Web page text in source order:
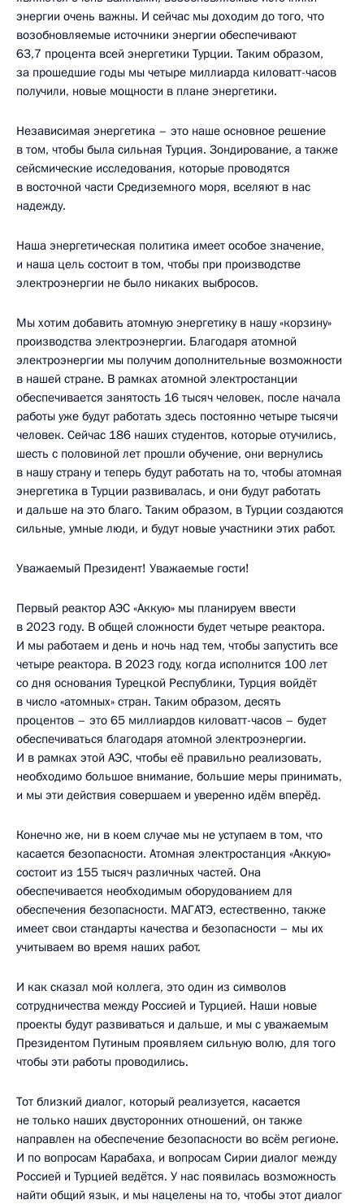
энергии очень важны. И сейчас мы доходим до того, что
возобновляемые источники энергии обеспечивают
63,7 процента всей энергетики Турции. Таким образом,
за прошедшие годы мы четыре миллиарда киловатт-часов
получили, новые мощности в плане энергетики.
Независимая энергетика – это наше основное решение
в том, чтобы была сильная Турция. Зондирование, а также
сейсмические исследования, которые проводятся
в восточной части Средиземного моря, вселяют в нас
надежду.
Наша энергетическая политика имеет особое значение,
и наша цель состоит в том, чтобы при производстве
электроэнергии не было никаких выбросов.
Мы хотим добавить атомную энергетику в нашу «корзину»
производства электроэнергии. Благодаря атомной
электроэнергии мы получим дополнительные возможности
в нашей стране. В рамках атомной электростанции
обеспечивается занятость 16 тысяч человек, после начала
работы уже будут работать здесь постоянно четыре тысячи
человек. Сейчас 186 наших студентов, которые отучились,
шесть с половиной лет прошли обучение, они вернулись
в нашу страну и теперь будут работать на то, чтобы атомная
энергетика в Турции развивалась, и они будут работать
и дальше на это благо. Таким образом, в Турции создаются
сильные, умные люди, и будут новые участники этих работ.
Уважаемый Президент! Уважаемые гости!
Первый реактор АЭС «Аккую» мы планируем ввести
в 2023 году. В общей сложности будет четыре реактора.
И мы работаем и день и ночь над тем, чтобы запустить все
четыре реактора. В 2023 году, когда исполнится 100 лет
со дня основания Турецкой Республики, Турция войдёт
в число «атомных» стран. Таким образом, десять
процентов – это 65 миллиардов киловатт-часов – будет
обеспечиваться благодаря атомной электроэнергии.
И в рамках этой АЭС, чтобы её правильно реализовать,
необходимо большое внимание, большие меры принимать,
и мы эти действия совершаем и уверенно идём вперёд.
Конечно же, ни в коем случае мы не уступаем в том, что
касается безопасности. Атомная электростанция «Аккую»
состоит из 155 тысяч различных частей. Она
обеспечивается необходимым оборудованием для
обеспечения безопасности. МАГАТЭ, естественно, также
имеет свои стандарты качества и безопасности – мы их
учитываем во время наших работ.
И как сказал мой коллега, это один из символов
сотрудничества между Россией и Турцией. Наши новые
проекты будут развиваться и дальше, и мы с уважаемым
Президентом Путиным проявляем сильную волю, для того
чтобы эти работы проводились.
Тот близкий диалог, который реализуется, касается
не только наших двусторонних отношений, он также
направлен на обеспечение безопасности во всём регионе.
И по вопросам Карабаха, и вопросам Сирии диалог между
Россией и Турцией ведётся. У нас появилась возможность
найти общий язык, и мы нацелены на то, чтобы этот диалог